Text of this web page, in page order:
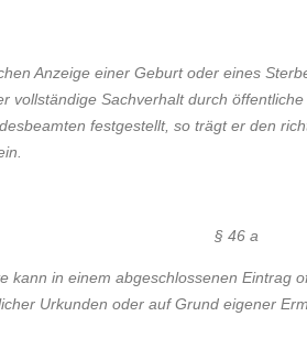
Anzeige einer Geburt oder eines
vollständige Sachverhalt durch
festgestellt, so trägt er den
§ 46 a
kann in einem abgeschlossenen Eintrag
Urkunden oder auf Grund eigener